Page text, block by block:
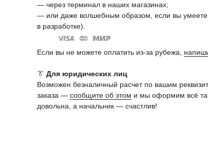
— через терминал в наших магазинах;
— или даже волшебным образом, если вы умеете
в разработке).
Если вы не можете оплатить из-за рубежа,
👔 Для юридических лиц
Возможен безналичный расчет по вашим
заказа — сообщите об этом и мы оформим всё
довольна, а начальник — счастлив!